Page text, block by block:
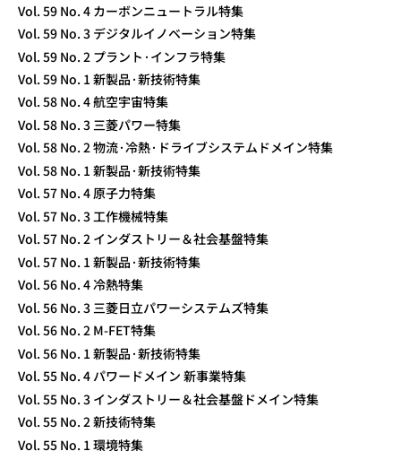
Vol. 59 No. 4 カーボンニュートラル特集
Vol. 59 No. 3 デジタルイノベーション特集
Vol. 59 No. 2 プラント·インフラ特集
Vol. 59 No. 1 新製品·新技術特集
Vol. 58 No. 4 航空宇宙特集
Vol. 58 No. 3 三菱パワー特集
Vol. 58 No. 2 物流·冷熱·ドライブシステムドメイン特集
Vol. 58 No. 1 新製品·新技術特集
Vol. 57 No. 4 原子力特集
Vol. 57 No. 3 工作機械特集
Vol. 57 No. 2 インダストリー＆社会基盤特集
Vol. 57 No. 1 新製品·新技術特集
Vol. 56 No. 4 冷熱特集
Vol. 56 No. 3 三菱日立パワーシステムズ特集
Vol. 56 No. 2 M-FET特集
Vol. 56 No. 1 新製品·新技術特集
Vol. 55 No. 4 パワードメイン 新事業特集
Vol. 55 No. 3 インダストリー＆社会基盤ドメイン特集
Vol. 55 No. 2 新技術特集
Vol. 55 No. 1 環境特集